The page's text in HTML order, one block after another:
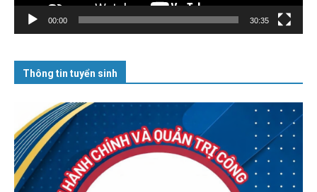
00:00 30:35
Thông tin tuyển sinh